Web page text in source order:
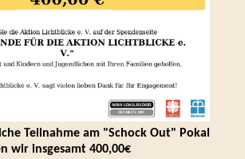
Teilnahme am "Schock Out" Pokal
wir insgesamt 400,00€